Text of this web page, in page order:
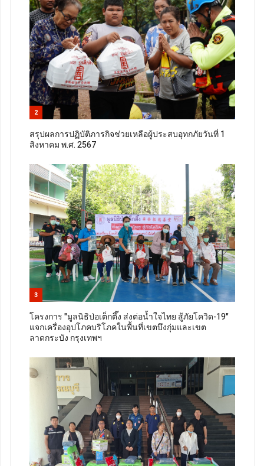
2
สรุปผลการปฏิบัติภารกิจช่วยเหลือผู้ประสบอุทกภัยวันที่ 1
สิงหาคม พ.ศ. 2567
3
โครงการ "มูลนิธิป่อเต็กตึ๊ง ส่งต่อน้ำใจไทย สู้ภัยโควิด-19"
แจกเครื่องอุปโภคบริโภคในพื้นที่เขตบึงกุ่มและเขต
ลาดกระบัง กรุงเทพฯ